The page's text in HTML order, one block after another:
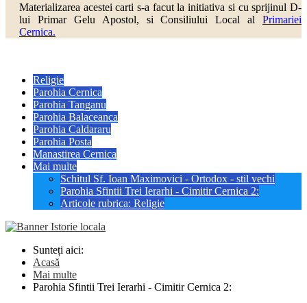
Materializarea acestei carti s-a facut la initiativa si cu sprijinul D-
lui Primar Gelu Apostol, si Consiliului Local al Primariei
Cernica.
Religie
Parohia Cernica
Parohia Tanganu
Parohia Balaceanca
Parohia Caldararu
Parohia Posta
Manastirea Cernica
Mai multe
Schitul Sf. Ioan Maximovici - Ortodox - stil vechi
Parohia Sfintii Trei Ierarhi - Cimitir Cernica 2:
Articole rubrica: Religie
Sunteți aici:
Acasă
Mai multe
Parohia Sfintii Trei Ierarhi - Cimitir Cernica 2: